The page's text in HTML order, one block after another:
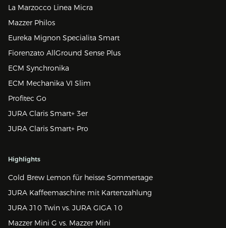
La Marzocco Linea Micra
Mazzer Philos
Eureka Mignon Specialita Smart
Fiorenzato AllGround Sense Plus
ECM Synchronika
ECM Mechanika VI Slim
Profitec Go
JURA Claris Smart+ 3er
JURA Claris Smart+ Pro
Highlights
Cold Brew Lemon für heisse Sommertage
JURA Kaffeemaschine mit Kartenzahlung
JURA J10 Twin vs. JURA GIGA 10
Mazzer Mini G vs. Mazzer Mini